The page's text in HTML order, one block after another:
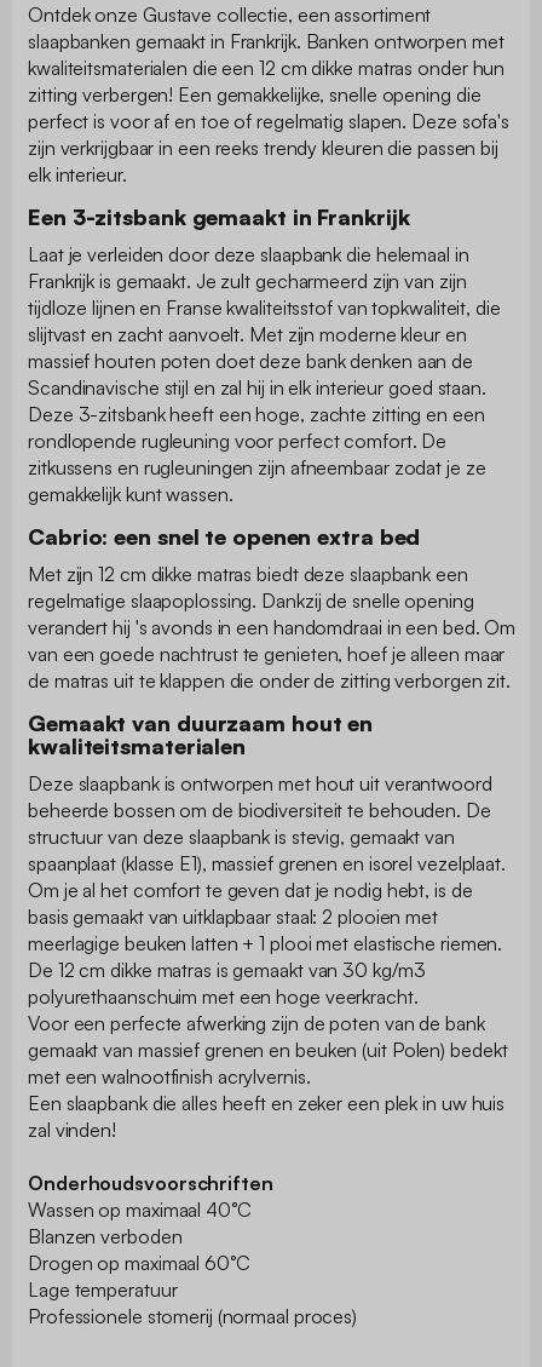
Ontdek onze Gustave collectie, een assortiment
slaapbanken gemaakt in Frankrijk. Banken ontworpen met
kwaliteitsmaterialen die een 12 cm dikke matras onder hun
zitting verbergen! Een gemakkelijke, snelle opening die
perfect is voor af en toe of regelmatig slapen. Deze sofa's
zijn verkrijgbaar in een reeks trendy kleuren die passen bij
elk interieur.
Een 3-zitsbank gemaakt in Frankrijk
Laat je verleiden door deze slaapbank die helemaal in
Frankrijk is gemaakt. Je zult gecharmeerd zijn van zijn
tijdloze lijnen en Franse kwaliteitsstof van topkwaliteit, die
slijtvast en zacht aanvoelt. Met zijn moderne kleur en
massief houten poten doet deze bank denken aan de
Scandinavische stijl en zal hij in elk interieur goed staan.
Deze 3-zitsbank heeft een hoge, zachte zitting en een
rondlopende rugleuning voor perfect comfort. De
zitkussens en rugleuningen zijn afneembaar zodat je ze
gemakkelijk kunt wassen.
Cabrio: een snel te openen extra bed
Met zijn 12 cm dikke matras biedt deze slaapbank een
regelmatige slaapoplossing. Dankzij de snelle opening
verandert hij 's avonds in een handomdraai in een bed. Om
van een goede nachtrust te genieten, hoef je alleen maar
de matras uit te klappen die onder de zitting verborgen zit.
Gemaakt van duurzaam hout en
kwaliteitsmaterialen
Deze slaapbank is ontworpen met hout uit verantwoord
beheerde bossen om de biodiversiteit te behouden. De
structuur van deze slaapbank is stevig, gemaakt van
spaanplaat (klasse E1), massief grenen en isorel vezelplaat.
Om je al het comfort te geven dat je nodig hebt, is de
basis gemaakt van uitklapbaar staal: 2 plooien met
meerlagige beuken latten + 1 plooi met elastische riemen.
De 12 cm dikke matras is gemaakt van 30 kg/m3
polyurethaanschuim met een hoge veerkracht.
Voor een perfecte afwerking zijn de poten van de bank
gemaakt van massief grenen en beuken (uit Polen) bedekt
met een walnootfinish acrylvernis.
Een slaapbank die alles heeft en zeker een plek in uw huis
zal vinden!
Onderhoudsvoorschriften
Wassen op maximaal 40°C
Blanzen verboden
Drogen op maximaal 60°C
Lage temperatuur
Professionele stomerij (normaal proces)